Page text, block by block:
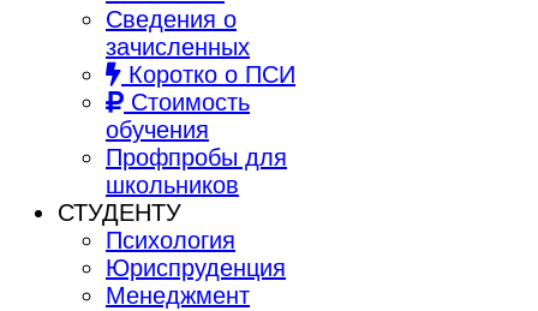
Сведения о
зачисленных
Коротко о ПСИ
Стоимость
обучения
Профпробы для
школьников
СТУДЕНТУ
Психология
Юриспруденция
Менеджмент